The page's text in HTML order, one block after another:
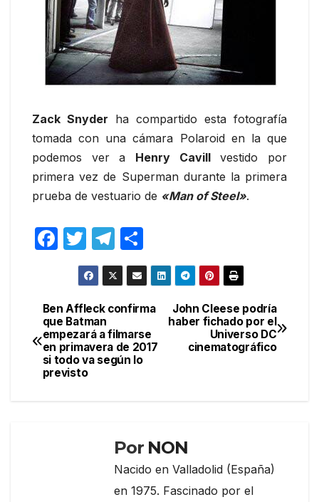
Zack Snyder ha compartido esta fotografía
tomada con una cámara Polaroid en la que
podemos ver a Henry Cavillvestido por
primera vez de Superman durante la primera
prueba de vestuario de «Man of Steel».
F
e
b
o
o
T
w
itt
er
T
el
e
gr
a
m
o
m
p
ar
tir
Navegación
de
entradas
John Cleese podría
haber fichado por el
Universo DC
cinematográfico
Ben Affleck confirma
que Batman
empezará a filmarse
en primavera de 2017
si todo va según lo
previsto
Por NON
Nacido en Valladolid (España)
en 1975. Fascinado por el